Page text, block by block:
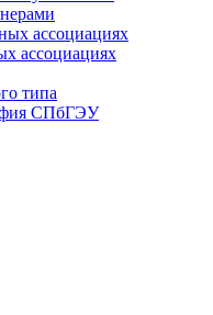
ассоциациях
ассоциациях
типа
СПбГЭУ